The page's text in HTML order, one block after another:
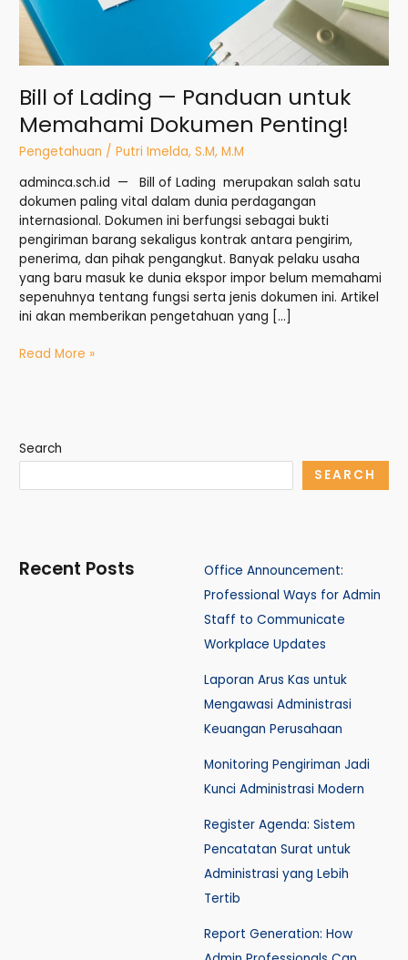
Bill of Lading — Panduan untuk
Memahami Dokumen Penting!
Pengetahuan /Putri Imelda, S.M, M.M
adminca.sch.id — Bill of Lading merupakan salah satu
dokumen paling vital dalam dunia perdagangan
internasional. Dokumen ini berfungsi sebagai bukti
pengiriman barang sekaligus kontrak antara pengirim,
penerima, dan pihak pengangkut. Banyak pelaku usaha
yang baru masuk ke dunia ekspor impor belum memahami
sepenuhnya tentang fungsi serta jenis dokumen ini. Artikel
ini akan memberikan pengetahuan yang […]
Read More »
Search
SEARCH
Recent Posts
Office Announcement:
Professional Ways for Admin
Staff to Communicate
Workplace Updates
Laporan Arus Kas untuk
Mengawasi Administrasi
Keuangan Perusahaan
Monitoring Pengiriman Jadi
Kunci Administrasi Modern
Register Agenda: Sistem
Pencatatan Surat untuk
Administrasi yang Lebih
Tertib
Report Generation: How